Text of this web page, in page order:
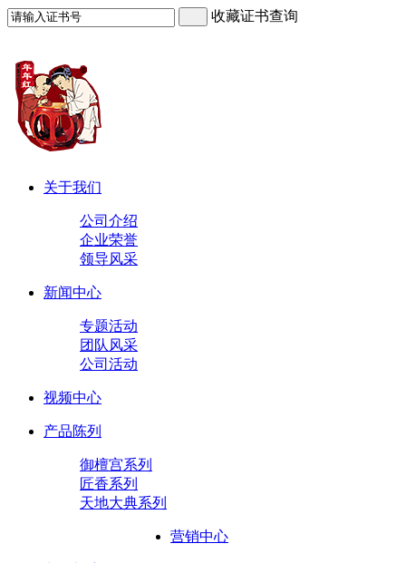
收藏证书查询
关于我们
公司介绍
企业荣誉
领导风采
新闻中心
专题活动
团队风采
公司活动
视频中心
产品陈列
御檀宫系列
匠香系列
天地大典系列
营销中心